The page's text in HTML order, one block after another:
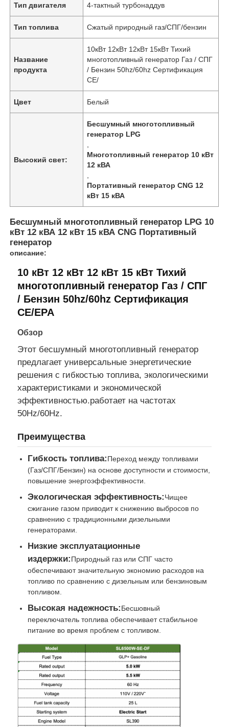
Продукция
Экскурсия по заводу
Контроль качества
Свяжитесь с нами
Случаи
Дизельный генератор набор
бензиновый генератор
набор генератора cng
Аксессуары генераторов
Мобильное осветительное средство
Тип двигателя 4-тактный турбонаддув
Тип топлива Сжатый природный газ/СПГ/бензин
Название
продукта
10кВт 12кВт 12кВт 15кВт Тихий
многотопливный генератор Газ / СПГ
/ Бензин 50hz/60hz Сертификация
CE/
Цвет Белый
Высокий свет:
Бесшумный многотопливный
генератор LPG
Многотопливный генератор 10 кВт
12 кВА
Портативный генератор CNG 12
кВт 15 кВА
Бесшумный многотопливный генератор LPG 10
кВт 12 кВА 12 кВт 15 кВА CNG Портативный
генератор
описание:
10 кВт 12 кВт 12 кВт 15 кВт Тихий
многотопливный генератор Газ / СПГ
/ Бензин 50hz/60hz Сертификация
CE/EPA
Обзор
Этот бесшумный многотопливный генератор
предлагает универсальные энергетические
решения с гибкостью топлива, экологическими
характеристиками и экономической
эффективностью.работает на частотах
50Hz/60Hz.
Преимущества
Гибкость топлива:Переход между топливами
(Газ/СПГ/Бензин) на основе доступности и стоимости,
повышение энергоэффективности.
Экологическая эффективность:Чищее
сжигание газом приводит к снижению выбросов по
сравнению с традиционными дизельными
генераторами.
Низкие эксплуатационные
издержки:Природный газ или СПГ часто
обеспечивают значительную экономию расходов на
топливо по сравнению с дизельным или бензиновым
топливом.
Высокая надежность:Бесшовный
переключатель топлива обеспечивает стабильное
питание во время проблем с топливом.